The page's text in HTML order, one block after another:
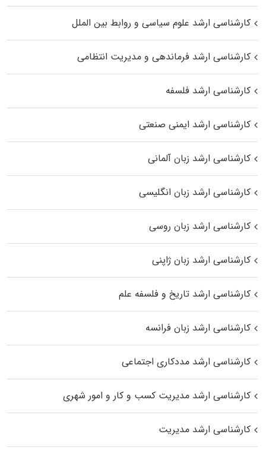
کارشناسی ارشد علوم سیاسی و روابط بین الملل
کارشناسی ارشد فرماندهی و مدیریت انتظامی
کارشناسی ارشد فلسفه
کارشناسی ارشد ایمنی صنعتی
کارشناسی ارشد زبان آلمانی
کارشناسی ارشد زبان انگلیسی
کارشناسی ارشد زبان روسی
کارشناسی ارشد زبان ژاپنی
کارشناسی ارشد تاریخ و فلسفه علم
کارشناسی ارشد زبان فرانسه
کارشناسی ارشد مددکاری اجتماعی
کارشناسی ارشد مدیریت کسب و کار و امور شهری
کارشناسی ارشد مدیریت